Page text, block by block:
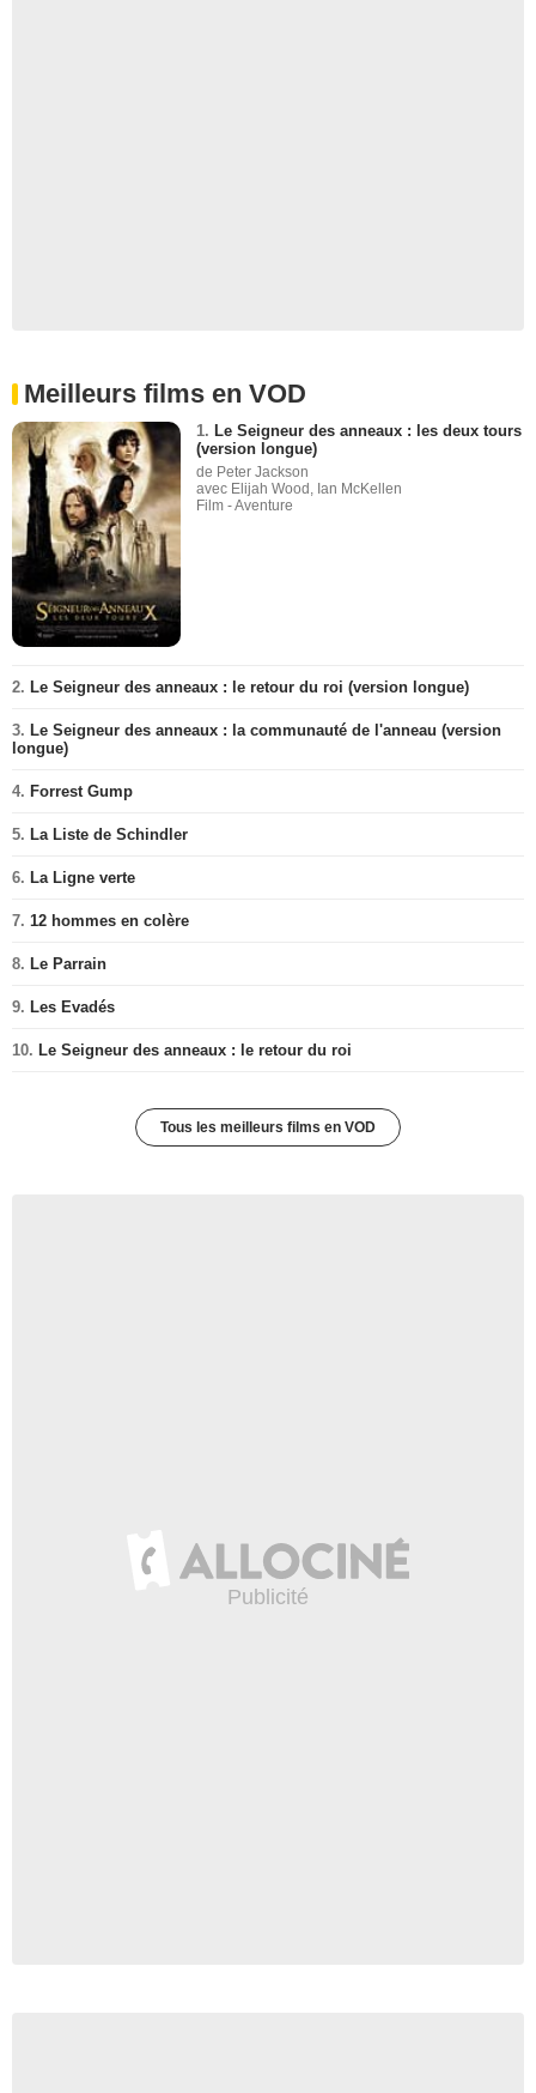
Meilleurs films en VOD
1. Le Seigneur des anneaux : les deux tours
(version longue)
de Peter Jackson
avec Elijah Wood, Ian McKellen
Film - Aventure
2. Le Seigneur des anneaux : le retour du roi (version longue)
3. Le Seigneur des anneaux : la communauté de l'anneau (version
longue)
4. Forrest Gump
5. La Liste de Schindler
6. La Ligne verte
7. 12 hommes en colère
8. Le Parrain
9. Les Evadés
10. Le Seigneur des anneaux : le retour du roi
Tous les meilleurs films en VOD